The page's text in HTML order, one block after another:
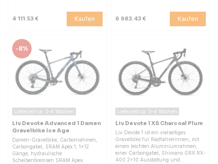
4 111.53 € Kaufen 6 983.43 € Kaufen
-8%
Lieferzeit ca. 3–4 Wochen
Liv Devote Advanced 1 Damen
Gravelbike Ice Age
Damen-Gravelbike, Carbonrahmen,
Carbongabel, SRAM Apex 1, 1x12
Gänge, hydraulische
Scheibenbremsen SRAM Apex.
Lieferzeit ca. 3–4 Wochen
Liv Devote 1 XS Charcoal Plum
Liv Devote 1 ist ein vielseitiges
Gravelbike für Radfahrerinnen, mit
einem leichten Aluminiumrahmen,
einer Carbongabel, Shimano GRX RX-
400 2x10 Ausstattung und…